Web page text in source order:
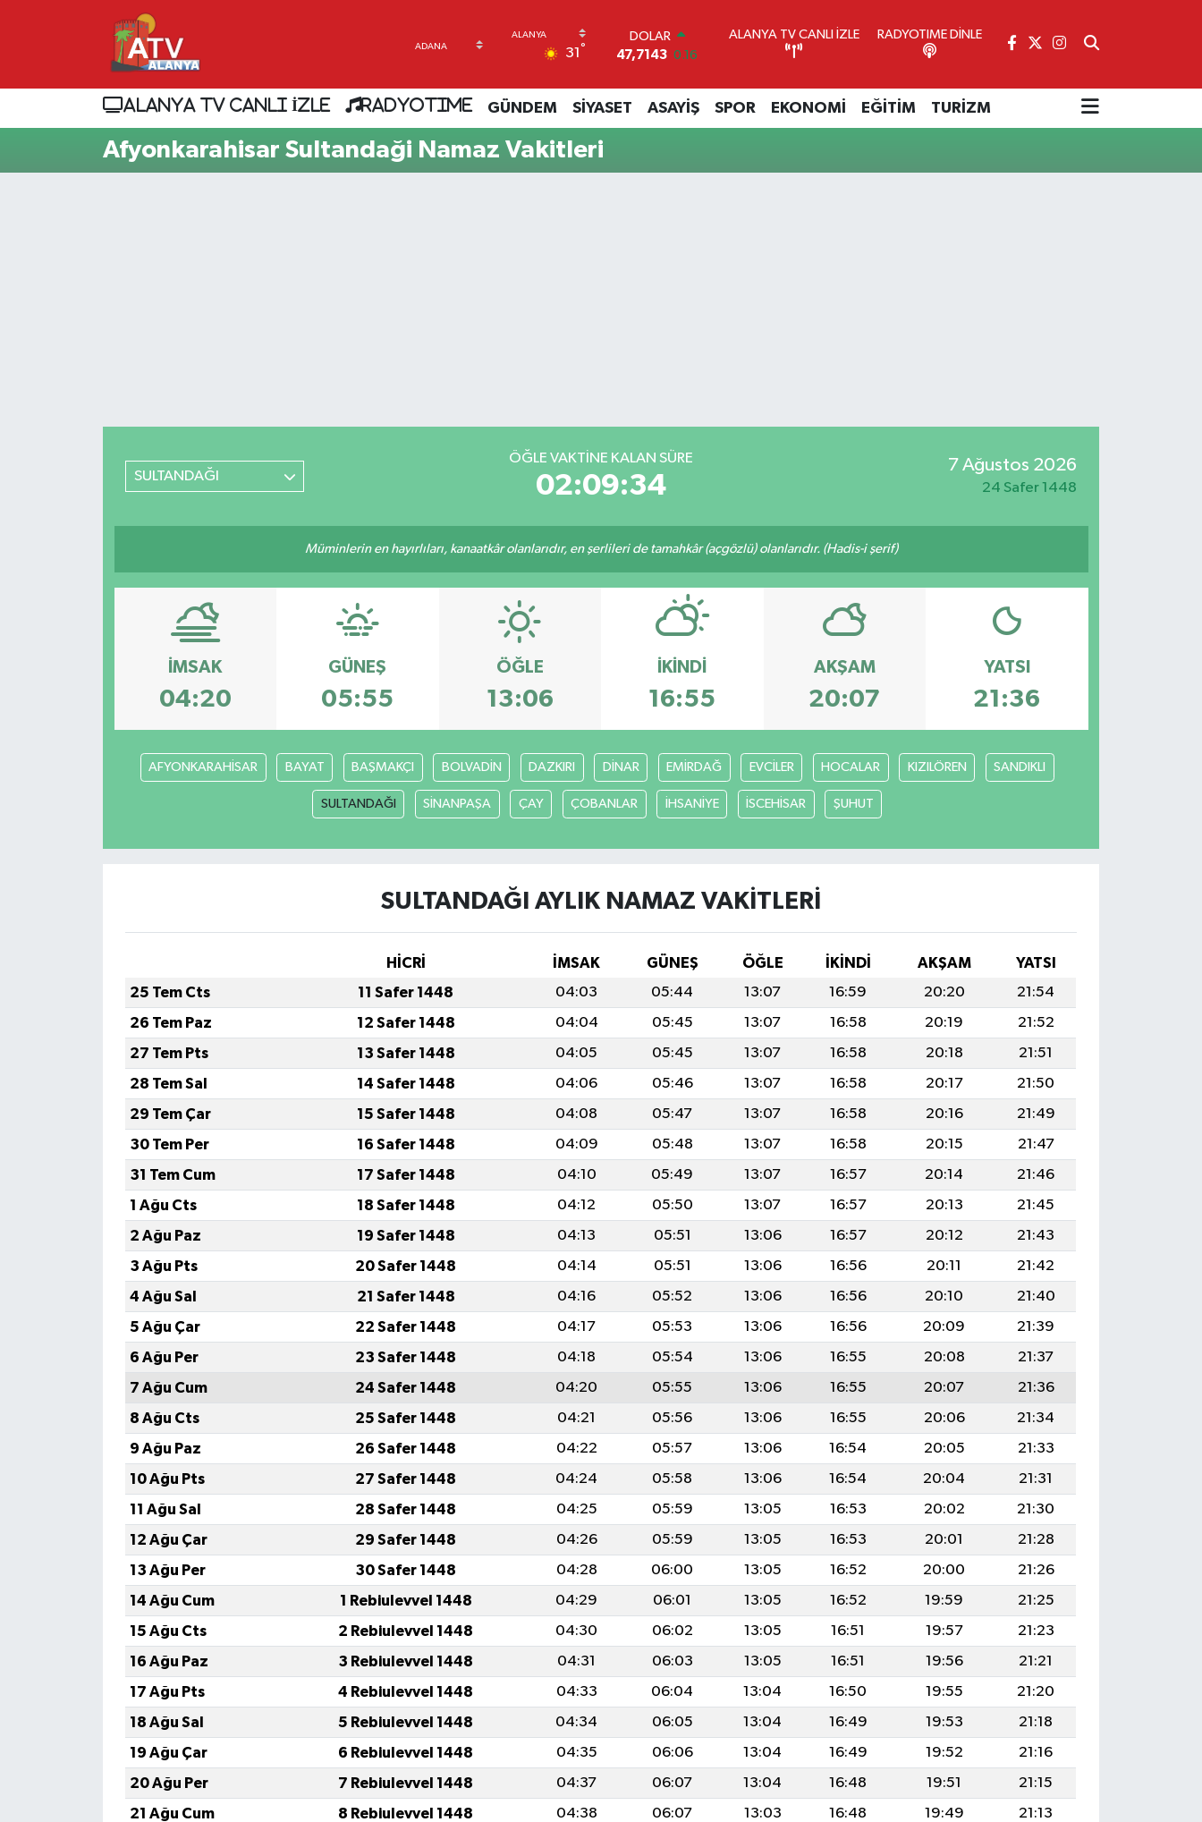
31 °
DOLAR
47,7143 0.16
55,0317 -0.02
STERLİN
64,2463 0.07
ALANYA TV CANLI İZLE RADYOTIME DİNLE
ALANYA TV CANLI İZLE RADYOTIME GÜNDEM SİYASET ASAYİŞ SPOR EKONOMİ EĞİTİM TURİZM
Afyonkarahisar Sultandaği Namaz Vakitleri
SULTANDAĞI
ÖĞLE VAKTINE KALAN SÜRE
02:09:34
7 Ağustos 2026
24 Safer 1448
Müminlerin en hayırlıları, kanaatkâr olanlarıdır, en şerlileri de tamahkâr (açgözlü) olanlarıdır. (Hadis-i şerif)
İMSAK
04:20
GÜNEŞ
05:55
ÖĞLE
13:06
İKINDI
16:55
AKŞAM
20:07
YATSI
21:36
AFYONKARAHİSAR BAYAT BAŞMAKÇI BOLVADİN DAZKIRI DİNAR EMİRDAĞ EVCİLER HOCALAR KIZILÖREN SANDIKLI
SULTANDAĞI SİNANPAŞA ÇAY ÇOBANLAR İHSANİYE İSCEHİSAR ŞUHUT
SULTANDAĞI AYLIK NAMAZ VAKITLERI
HİCRİ İMSAK GÜNEŞ ÖĞLE İKINDI AKŞAM
YATSI
25 Tem Cts
11 Safer 1448 04:03 05:44 13:07 16:59 20:20
21:54
26 Tem Paz
12 Safer 1448 04:04 05:45 13:07 16:58 20:19
21:52
27 Tem Pts
13 Safer 1448 04:05 05:45 13:07 16:58 20:18
21:51
28 Tem Sal
14 Safer 1448 04:06 05:46 13:07 16:58 20:17
21:50
29 Tem Çar
15 Safer 1448 04:08 05:47 13:07 16:58 20:16
21:49
30 Tem Per
16 Safer 1448 04:09 05:48 13:07 16:58 20:15
21:47
31 Tem Cum
17 Safer 1448 04:10 05:49 13:07 16:57 20:14
21:46
1 Ağu Cts
18 Safer 1448 04:12 05:50 13:07 16:57 20:13
21:45
2 Ağu Paz
19 Safer 1448 04:13 05:51 13:06 16:57 20:12
21:43
3 Ağu Pts
20 Safer 1448 04:14 05:51 13:06 16:56 20:11
21:42
4 Ağu Sal
21 Safer 1448 04:16 05:52 13:06 16:56 20:10
21:40
5 Ağu Çar
22 Safer 1448 04:17 05:53 13:06 16:56 20:09
21:39
6 Ağu Per
23 Safer 1448 04:18 05:54 13:06 16:55 20:08
21:37
7 Ağu Cum
24 Safer 1448 04:20 05:55 13:06 16:55 20:07
21:36
8 Ağu Cts
25 Safer 1448 04:21 05:56 13:06 16:55 20:06
21:34
9 Ağu Paz
26 Safer 1448 04:22 05:57 13:06 16:54 20:05
21:33
10 Ağu Pts
27 Safer 1448 04:24 05:58 13:06 16:54 20:04
21:31
11 Ağu Sal
28 Safer 1448 04:25 05:59 13:05 16:53 20:02
21:30
12 Ağu Çar
29 Safer 1448 04:26 05:59 13:05 16:53 20:01
21:28
13 Ağu Per
30 Safer 1448 04:28 06:00 13:05 16:52 20:00
21:26
14 Ağu Cum
1 Rebiulevvel 1448 04:29 06:01 13:05 16:52 19:59
21:25
15 Ağu Cts
2 Rebiulevvel 1448 04:30 06:02 13:05 16:51 19:57
21:23
16 Ağu Paz
3 Rebiulevvel 1448 04:31 06:03 13:05 16:51 19:56
21:21
17 Ağu Pts
4 Rebiulevvel 1448 04:33 06:04 13:04 16:50 19:55
21:20
18 Ağu Sal
5 Rebiulevvel 1448 04:34 06:05 13:04 16:49 19:53
21:18
19 Ağu Çar
6 Rebiulevvel 1448 04:35 06:06 13:04 16:49 19:52
21:16
20 Ağu Per
7 Rebiulevvel 1448 04:37 06:07 13:04 16:48 19:51
21:15
21 Ağu Cum
8 Rebiulevvel 1448 04:38 06:07 13:03 16:48 19:49
21:13